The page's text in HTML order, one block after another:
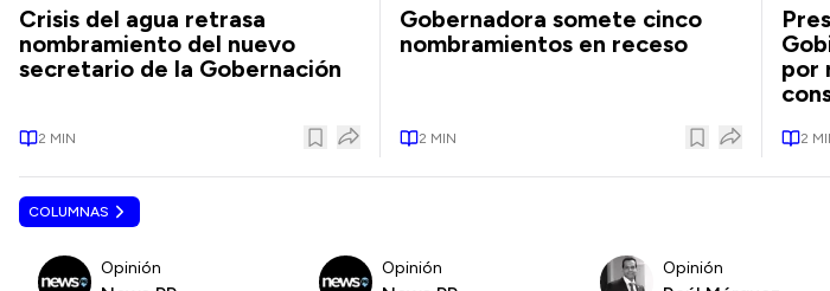
Crisis del agua retrasa
nombramiento del nuevo
secretario de la Gobernación
2 MIN
Gobernadora somete cinco
nombramientos en receso
2 MIN
por
2
COLUMNAS
Opinión Opinión Opinión